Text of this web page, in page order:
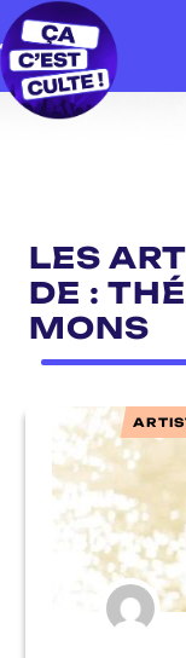
LES
DE :
MONS